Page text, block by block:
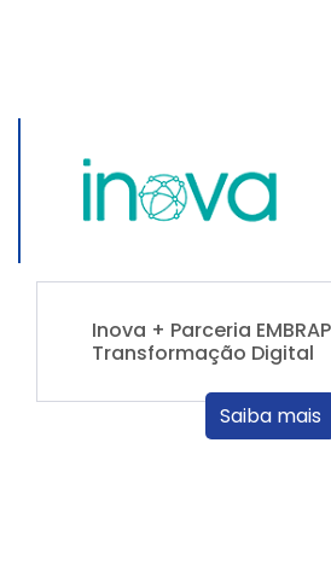
Inova + Parceria
Transformação Digital
Saiba mais